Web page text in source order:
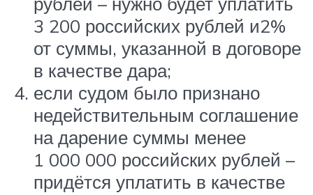
3 200 российских рублей и2%
от суммы, указанной в договоре
в качестве дара;
если судом было признано
недействительным соглашение
на дарение суммы менее
1 000 000 российских рублей –
придётся уплатить в качестве